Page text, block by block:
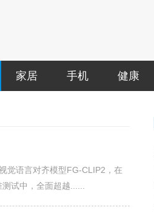
家居 手机 健康
觉语言对齐模型FG-CLIP2，在
试中，全面超越......